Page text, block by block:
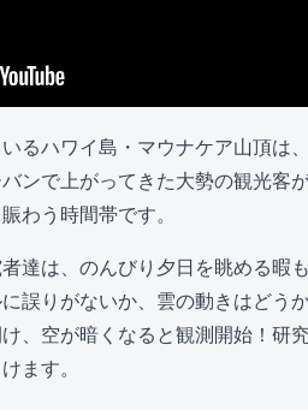
るハワイ島・マウナケア山頂は
ンで上がってきた大勢の観光客
わう時間帯です。
達は、のんびり夕日を眺める暇
誤りがないか、雲の動きはどう
、空が暗くなると観測開始！研
ます。